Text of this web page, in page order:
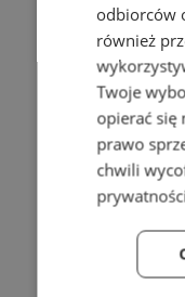
odbiorców
również
Twoje
opierać się
prawo
chwili